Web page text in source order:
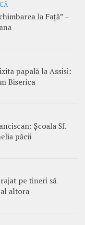
la Față” –
papală la Assisi:
Biserica
Școala Sf.
păcii
pe tineri să
altora